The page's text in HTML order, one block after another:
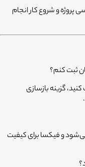
پروژه و شروع کار انجام
ثبت کنم؟
گزینه بازسازی
و فیکسا برای کیفیت